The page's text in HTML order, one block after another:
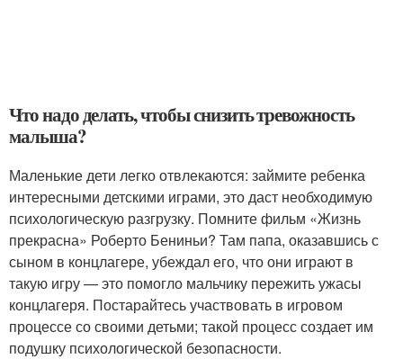
Что надо делать, чтобы снизить тревожность
малыша?
Маленькие дети легко отвлекаются: займите ребенка
интересными детскими играми, это даст необходимую
психологическую разгрузку. Помните фильм «Жизнь
прекрасна» Роберто Бениньи? Там папа, оказавшись с
сыном в концлагере, убеждал его, что они играют в
такую игру — это помогло мальчику пережить ужасы
концлагеря. Постарайтесь участвовать в игровом
процессе со своими детьми; такой процесс создает им
подушку психологической безопасности.